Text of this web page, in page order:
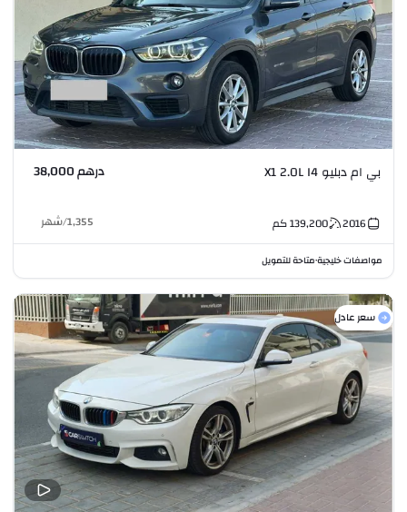
بي ام دبليو X1 2.0L I4 درهم 38,000
2016
139,200كم 1,355
/شهر
مواصفات خليجية•متاحة للتمويل
سعر عادل